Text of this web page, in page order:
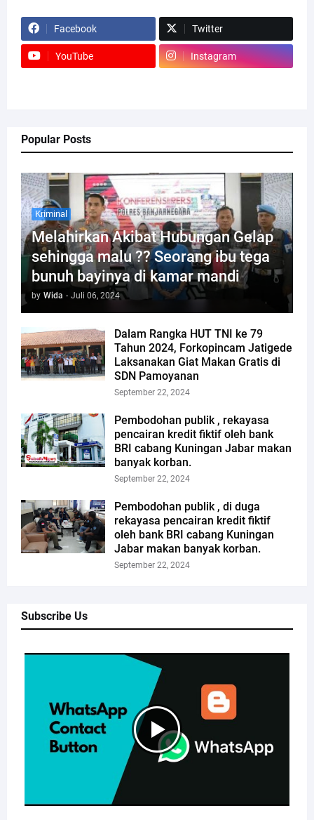
Facebook Twitter
YouTube Instagram
Popular Posts
Kriminal
Melahirkan Akibat Hubungan Gelap
sehingga malu ?? Seorang ibu tega
bunuh bayinya di kamar mandi
by Wida - Juli 06, 2024
Dalam Rangka HUT TNI ke 79
Tahun 2024, Forkopincam Jatigede
Laksanakan Giat Makan Gratis di
SDN Pamoyanan
September 22, 2024
Pembodohan publik , rekayasa
pencairan kredit fiktif oleh bank
BRI cabang Kuningan Jabar makan
banyak korban.
September 22, 2024
Pembodohan publik , di duga
rekayasa pencairan kredit fiktif
oleh bank BRI cabang Kuningan
Jabar makan banyak korban.
September 22, 2024
Subscribe Us